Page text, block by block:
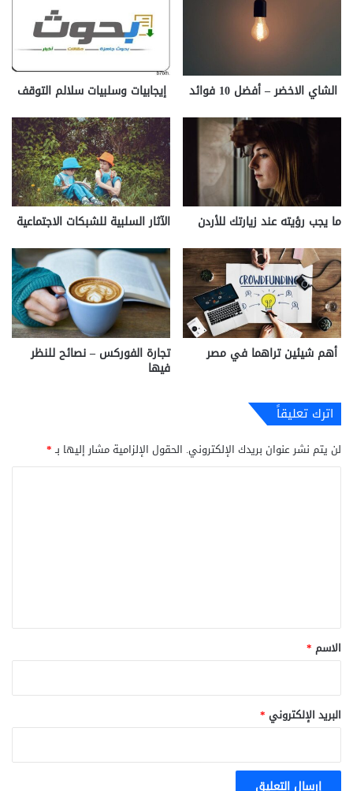
الشاي الاخضر – أفضل 10 فوائد إيجابيات وسلبيات سلالم التوقف
ما يجب رؤيته عند زيارتك للأردن الآثار السلبية للشبكات الاجتماعية
أهم شيئين تراهما في مصر تجارة الفوركس – نصائح للنظر
فيها
اترك تعليقاً
لن يتم نشر عنوان بريدك الإلكتروني. الحقول الإلزامية مشار إليها بـ*
*
الاسم *
البريد الإلكتروني *